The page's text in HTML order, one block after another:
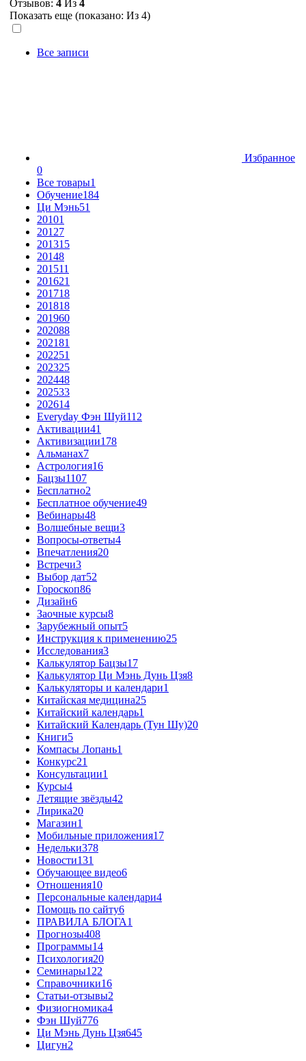
Отзывов: 4 Из 4
Показать еще (показано: Из 4)
Все записи
Избранное
0
Все товары1
Обучение184
Ци Мэнь51
20101
20127
201315
20148
201511
201621
201718
201818
201960
202088
202181
202251
202325
202448
202533
202614
Everyday Фэн Шуй112
Активации41
Активизации178
Альманах7
Астрология16
Бацзы1107
Бесплатно2
Бесплатное обучение49
Вебинары48
Волшебные вещи3
Вопросы-ответы4
Впечатления20
Встречи3
Выбор дат52
Гороскоп86
Дизайн6
Заочные курсы8
Зарубежный опыт5
Инструкция к применению25
Исследования3
Калькулятор Бацзы17
Калькулятор Ци Мэнь Дунь Цзя8
Калькуляторы и календари1
Китайская медицина25
Китайский календарь1
Китайский Календарь (Тун Шу)20
Книги5
Компасы Лопань1
Конкурс21
Консультации1
Курсы4
Летящие звёзды42
Лирика20
Магазин1
Мобильные приложения17
Недельки378
Новости131
Обучающее видео6
Отношения10
Персональные календари4
Помощь по сайту6
ПРАВИЛА БЛОГА1
Прогнозы408
Программы14
Психология20
Семинары122
Справочники16
Статьи-отзывы2
Физиогномика4
Фэн Шуй776
Ци Мэнь Дунь Цзя645
Цигун2